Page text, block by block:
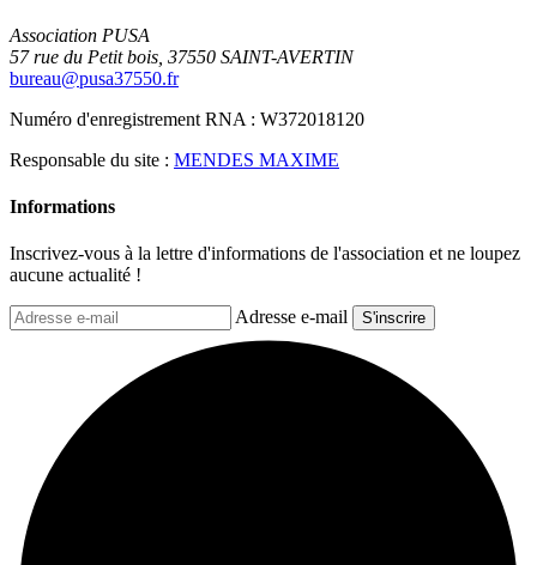
Association PUSA
57 rue du Petit bois, 37550 SAINT-AVERTIN
bureau@pusa37550.fr
Numéro d'enregistrement RNA : W372018120
Responsable du site : MENDES MAXIME
Informations
Inscrivez-vous à la lettre d'informations de l'association et ne loupez
aucune actualité !
Adresse e-mail